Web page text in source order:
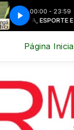
00:00 - 23:59
MÚSICA, ESPORTE
Página